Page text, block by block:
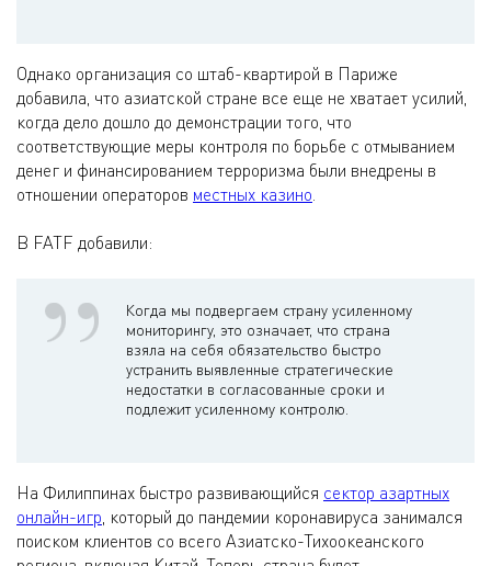
Однако организация со штаб-квартирой в Париже
добавила, что азиатской стране все еще не хватает усилий,
когда дело дошло до демонстрации того, что
соответствующие меры контроля по борьбе с отмыванием
денег и финансированием терроризма были внедрены в
отношении операторов местных казино
В FATF добавили:
Когда мы подвергаем страну усиленному
мониторингу, это означает, что страна
взяла на себя обязательство быстро
устранить выявленные стратегические
недостатки в согласованные сроки и
подлежит усиленному контролю.
На Филиппинах быстро развивающийся сектор азартных
онлайн-игр , который до пандемии коронавируса занимался
поиском клиентов со всего Азиатско-Тихоокеанского